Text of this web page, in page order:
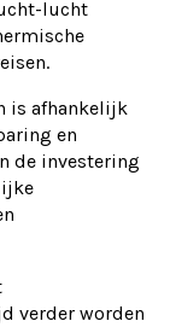
lucht
is afhankelijk
en
de investering
verder worden